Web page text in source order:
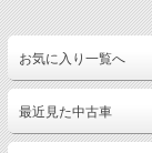
お気に入り一覧へ
最近見た中古車